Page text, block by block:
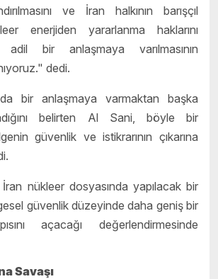
ve İran halkının barışçıl
enerjiden yararlanma haklarını
bir anlaşmaya varılmasının
dedi.
bir anlaşmaya varmaktan başka
belirten Al Sani, böyle bir
güvenlik ve istikrarının çıkarına
nükleer dosyasında yapılacak bir
güvenlik düzeyinde daha geniş bir
açacağı değerlendirmesinde
Savaşı